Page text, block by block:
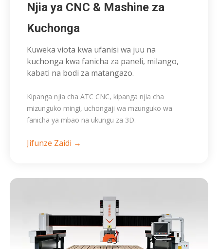
Njia ya CNC & Mashine za
Kuchonga
Kuweka viota kwa ufanisi wa juu na
kuchonga kwa fanicha za paneli, milango,
kabati na bodi za matangazo.
Kipanga njia cha ATC CNC, kipanga njia cha
mizunguko mingi, uchongaji wa mzunguko wa
fanicha ya mbao na ukungu za 3D.
Jifunze Zaidi →